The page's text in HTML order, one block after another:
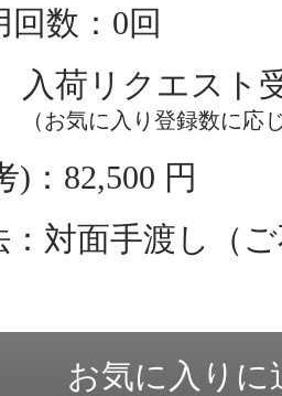
数：0回
入荷リクエスト
（お気に入り登録数に応
)：82,500 円
：対面手渡し（
お気に入りに